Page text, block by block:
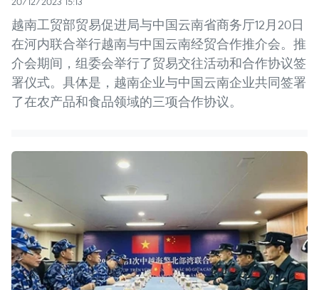
越南工贸部贸易促进局与中国云南省商务厅12月20日
在河内联合举行越南与中国云南经贸合作推介会。推
介会期间，组委会举行了贸易交往活动和合作协议签
署仪式。具体是，越南企业与中国云南企业共同签署
了在农产品和食品领域的三项合作协议。